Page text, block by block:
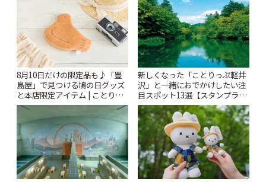
8月10日だけの限定品も♪「豊
島屋」で見つける鳩の日グッズ
と本店限定アイテム | ことりっ
ぷ
新しくなった「ことりっぷ軽井
沢」と一緒におでかけしたい注
目スポット13選【スタンプラリ
ー開催中】 | ことりっぷ